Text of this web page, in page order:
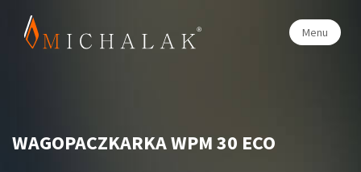
Menu
WAGOPACZKARKAWPM 30 ECO